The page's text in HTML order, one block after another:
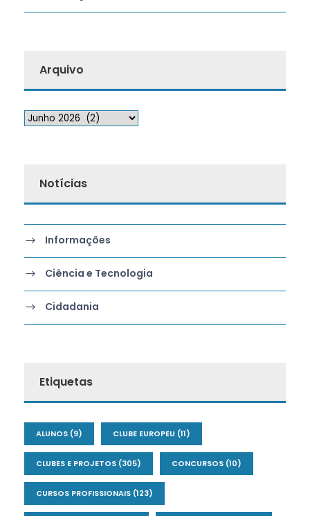
Arquivo
Notícias
Informações
Ciência e Tecnologia
Cidadania
Etiquetas
ALUNOS (9) CLUBE EUROPEU (11)
CLUBES E PROJETOS (305) CONCURSOS (10)
CURSOS PROFISSIONAIS (123)